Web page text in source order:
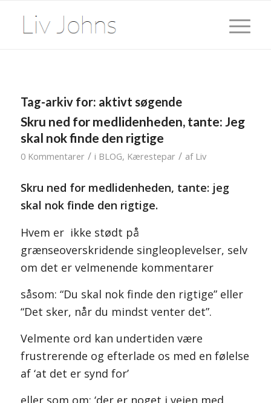
Tag-arkiv for: aktivt søgende
Skru ned for medlidenheden, tante: Jeg
skal nok finde den rigtige
0 Kommentarer / i BLOG, Kærestepar / af Liv
Skru ned for medlidenheden, tante: jeg
skal nok finde den rigtige.
Hvem er ikke stødt på
grænseoverskridende singleoplevelser, selv
om det er velmenende kommentarer
såsom: “Du skal nok finde den rigtige” eller
“Det sker, når du mindst venter det”.
Velmente ord kan undertiden være
frustrerende og efterlade os med en følelse
af ‘at det er synd for’